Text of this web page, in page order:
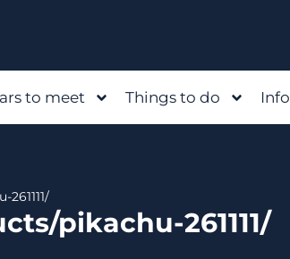
to meet Things to do Info
pikachu-261111/